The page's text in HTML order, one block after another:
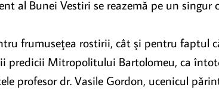
al Bunei Vestiri se reazemă pe un singur
frumuseţea rostirii, cât şi pentru faptul
predicii Mitropolitului Bartolomeu, ca
profesor dr. Vasile Gordon, ucenicul